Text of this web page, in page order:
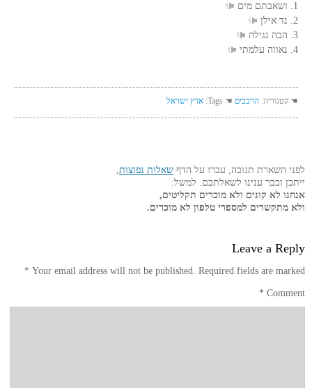
1. ושאבתם מים
2. נד אילן
3. הבה נגילה
4. נאווה עלמתי
☚ קטגוריה: הרכבים ☚ Tags: ארץ ישראל
לפני השארת תגובה, עברו על הדף שאלות נפוצות,
ייתכן וכבר ענינו לשאלתכם. למשל:
אנחנו לא קונים ולא מוכרים תקליטים,
ולא מתקשרים למספרי טלפון לא מוכרים.
Leave a Reply
Your email address will not be published. Required fields are marked
*
Comment
*